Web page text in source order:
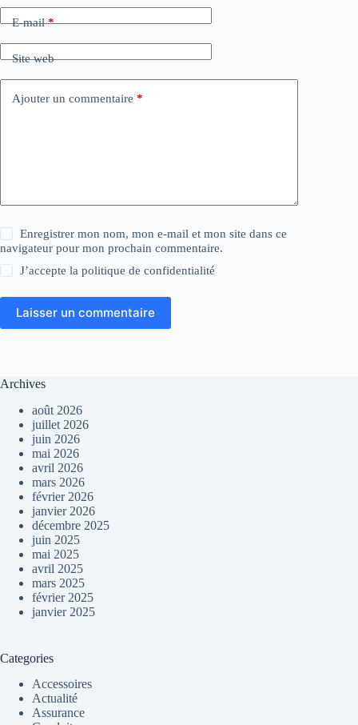
E-mail*
Site web
Ajouter un commentaire *
Enregistrer mon nom, mon e-mail et mon site dans ce
navigateur pour mon prochain commentaire.
J’accepte lapolitique de confidentialité
Laisser un commentaire
Archives
août 2026
juillet 2026
juin 2026
mai 2026
avril 2026
mars 2026
février 2026
janvier 2026
décembre 2025
juin 2025
mai 2025
avril 2025
mars 2025
février 2025
janvier 2025
Categories
Accessoires
Actualité
Assurance